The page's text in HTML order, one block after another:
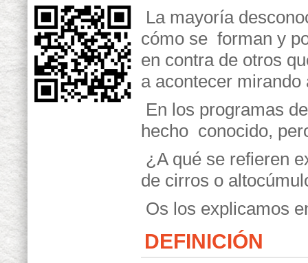
La mayoría
cómo se forman y
en contra de otros
a acontecer mirando
En los programas
hecho conocido,
¿A qué se refieren
de cirros o
Os los explicamos
DEFINICIÓN